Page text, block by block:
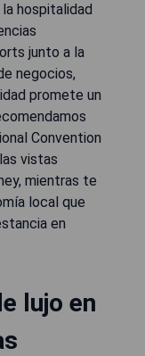
hospitalidad
junto a la
negocios,
promete un
Convention
vistas
mientras te
local que
en
lujo en